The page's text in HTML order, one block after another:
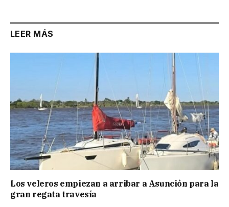
LEER MÁS
Los veleros empiezan a arribar a Asunción para la
gran regata travesía